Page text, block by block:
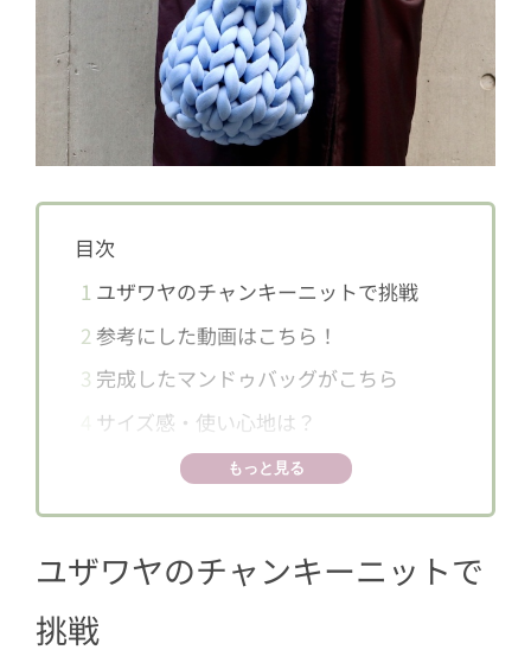
目次
1 ユザワヤのチャンキーニットで挑戦
2 参考にした動画はこちら！
3 完成したマンドゥバッグがこちら
サイズ感・使い心地は？
気をつけるべきポイント
5.1輪の大きさは親指ぐらい
1段目に印をつけておくと楽
6
自分好みのマンドゥバッグを♡
もっと見る
ユザワヤのチャンキーニットで
挑戦